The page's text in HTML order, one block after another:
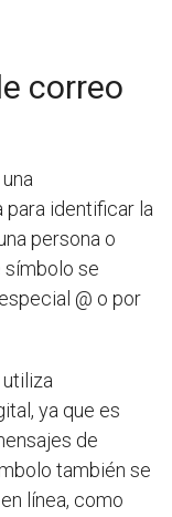
correo
identificar la
persona o
símbolo se
@ o por
ya que es
de
también se
línea, como